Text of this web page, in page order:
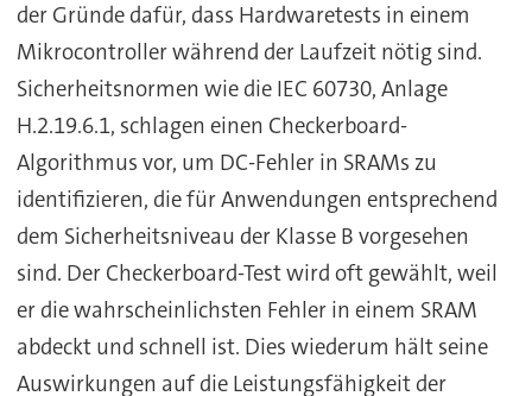
der Gründe dafür, dass Hardwaretests in einem
Mikrocontroller während der Laufzeit nötig sind.
Sicherheitsnormen wie die IEC 60730, Anlage
H.2.19.6.1, schlagen einen Checkerboard-
Algorithmus vor, um DC-Fehler in SRAMs zu
identifizieren, die für Anwendungen entsprechend
dem Sicherheitsniveau der Klasse B vorgesehen
sind. Der Checkerboard-Test wird oft gewählt, weil
er die wahrscheinlichsten Fehler in einem SRAM
abdeckt und schnell ist. Dies wiederum hält seine
Auswirkungen auf die Leistungsfähigkeit der